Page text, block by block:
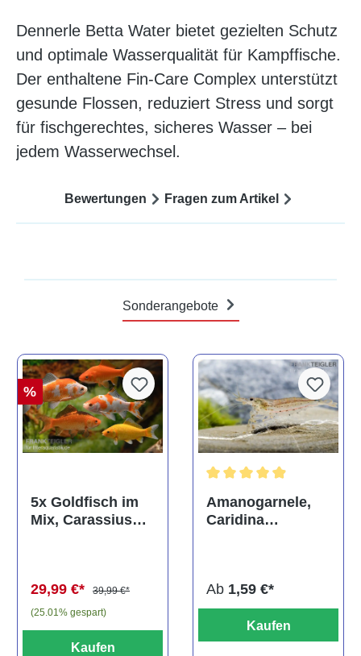
Dennerle Betta Water bietet gezielten Schutz
und optimale Wasserqualität für Kampffische.
Der enthaltene Fin-Care Complex unterstützt
gesunde Flossen, reduziert Stress und sorgt
für fischgerechtes, sicheres Wasser – bei
jedem Wasserwechsel.
Bewertungen Fragen zum Artikel
Sonderangebote
%
5x Goldfisch im
Mix, Carassius
29,99 €*
39,99 €*
(25.01% gespart)
Kaufen
Amanogarnele,
Caridina
Ab 1,59 €*
Kaufen